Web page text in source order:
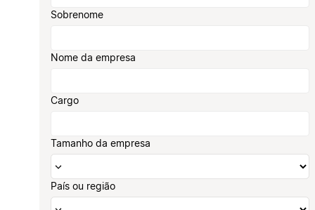
Sobrenome
Nome da empresa
Cargo
Tamanho da empresa
País ou região